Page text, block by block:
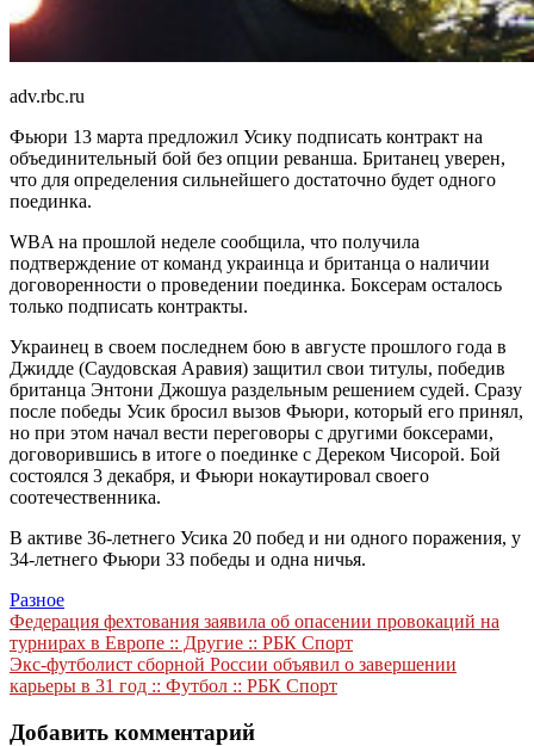
adv.rbc.ru
Фьюри 13 марта предложил Усику подписать контракт на
объединительный бой без опции реванша. Британец уверен,
что для определения сильнейшего достаточно будет одного
поединка.
WBA на прошлой неделе сообщила, что получила
подтверждение от команд украинца и британца о наличии
договоренности о проведении поединка. Боксерам осталось
только подписать контракты.
Украинец в своем последнем бою в августе прошлого года в
Джидде (Саудовская Аравия) защитил свои титулы, победив
британца Энтони Джошуа раздельным решением судей. Сразу
после победы Усик бросил вызов Фьюри, который его принял,
но при этом начал вести переговоры с другими боксерами,
договорившись в итоге о поединке с Дереком Чисорой. Бой
состоялся 3 декабря, и Фьюри нокаутировал своего
соотечественника.
В активе 36-летнего Усика 20 побед и ни одного поражения, у
34-летнего Фьюри 33 победы и одна ничья.
Разное
Навигация
по
записям
Федерация фехтования заявила об опасении провокаций на
турнирах в Европе :: Другие :: РБК Спорт
Экс-футболист сборной России объявил о завершении
карьеры в 31 год :: Футбол :: РБК Спорт
Добавить комментарий